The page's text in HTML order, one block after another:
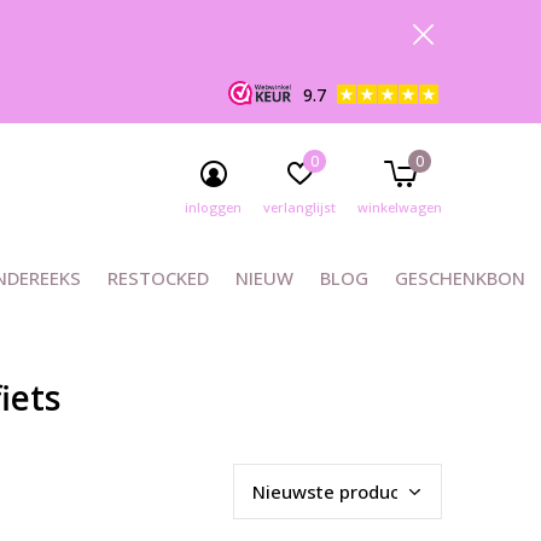
RESTOCKED NIEUW BLOG GESCHENKBON
inloggen verlanglijst
0
winkelwagen
0
9.7